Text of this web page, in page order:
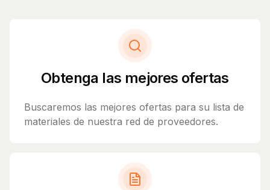
Obtenga las mejores ofertas
Buscaremos las mejores ofertas para su lista de
materiales de nuestra red de proveedores.